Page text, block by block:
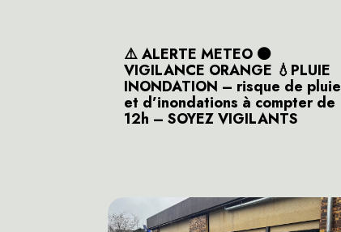
⚠️ ALERTE METEO 🟠
VIGILANCE ORANGE 💧PLUIE
INONDATION – risque de pluie
et d’inondations à compter de
12h – SOYEZ VIGILANTS